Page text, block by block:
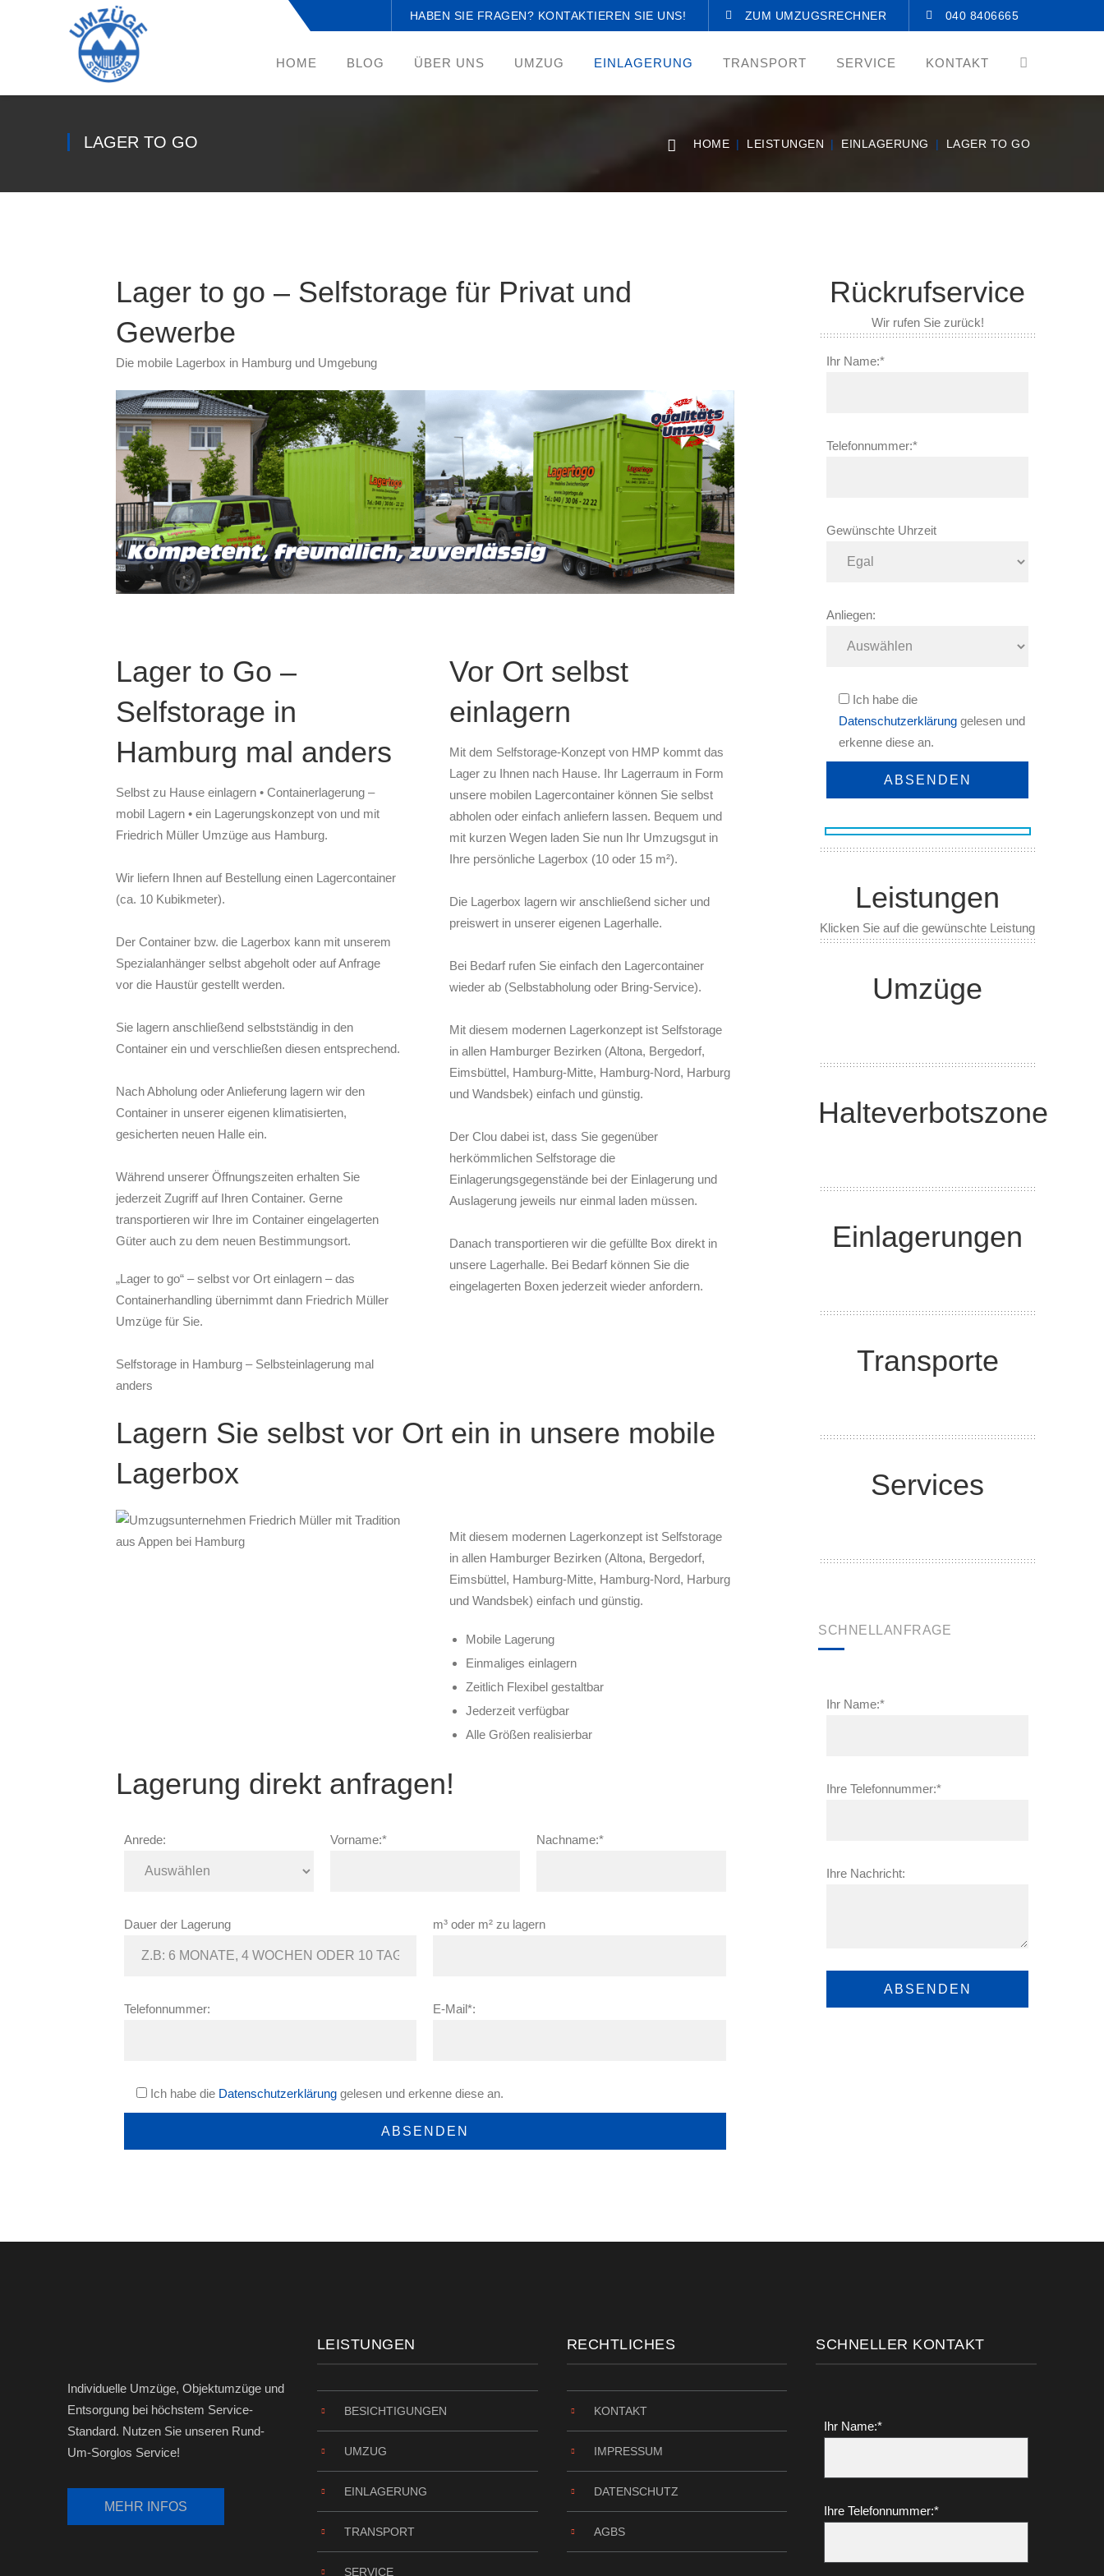
HABEN SIE FRAGEN? KONTAKTIEREN SIE UNS! ZUM UMZUGSRECHNER 040 8406665
HOME BLOG ÜBER UNS UMZUG EINLAGERUNG TRANSPORT SERVICE KONTAKT
LAGER TO GO HOME LEISTUNGEN EINLAGERUNG LAGER TO GO
Lager to go – Selfstorage für Privat und
Gewerbe
Die mobile Lagerbox in Hamburg und Umgebung
Lager to Go –
Selfstorage in
Hamburg mal anders
Selbst zu Hause einlagern • Containerlagerung –
mobil Lagern • ein Lagerungskonzept von und mit
Friedrich Müller Umzüge aus Hamburg.
Wir liefern Ihnen auf Bestellung einen Lagercontainer
(ca. 10 Kubikmeter).
Der Container bzw. die Lagerbox kann mit unserem
Spezialanhänger selbst abgeholt oder auf Anfrage
vor die Haustür gestellt werden.
Sie lagern anschließend selbstständig in den
Container ein und verschließen diesen entsprechend.
Nach Abholung oder Anlieferung lagern wir den
Container in unserer eigenen klimatisierten,
gesicherten neuen Halle ein.
Während unserer Öffnungszeiten erhalten Sie
jederzeit Zugriff auf Ihren Container. Gerne
transportieren wir Ihre im Container eingelagerten
Güter auch zu dem neuen Bestimmungsort.
„Lager to go“ – selbst vor Ort einlagern – das
Containerhandling übernimmt dann Friedrich Müller
Umzüge für Sie.
Selfstorage in Hamburg – Selbsteinlagerung mal
anders
Vor Ort selbst
einlagern
Mit dem Selfstorage-Konzept von HMP kommt das
Lager zu Ihnen nach Hause. Ihr Lagerraum in Form
unsere mobilen Lagercontainer können Sie selbst
abholen oder einfach anliefern lassen. Bequem und
mit kurzen Wegen laden Sie nun Ihr Umzugsgut in
Ihre persönliche Lagerbox (10 oder 15 m²).
Die Lagerbox lagern wir anschließend sicher und
preiswert in unserer eigenen Lagerhalle.
Bei Bedarf rufen Sie einfach den Lagercontainer
wieder ab (Selbstabholung oder Bring-Service).
Mit diesem modernen Lagerkonzept ist Selfstorage
in allen Hamburger Bezirken (Altona, Bergedorf,
Eimsbüttel, Hamburg-Mitte, Hamburg-Nord, Harburg
und Wandsbek) einfach und günstig.
Der Clou dabei ist, dass Sie gegenüber
herkömmlichen Selfstorage die
Einlagerungsgegenstände bei der Einlagerung und
Auslagerung jeweils nur einmal laden müssen.
Danach transportieren wir die gefüllte Box direkt in
unsere Lagerhalle. Bei Bedarf können Sie die
eingelagerten Boxen jederzeit wieder anfordern.
Lagern Sie selbst vor Ort ein in unsere mobile
Lagerbox
Mit diesem modernen Lagerkonzept ist Selfstorage
in allen Hamburger Bezirken (Altona, Bergedorf,
Eimsbüttel, Hamburg-Mitte, Hamburg-Nord, Harburg
und Wandsbek) einfach und günstig.
Mobile Lagerung
Einmaliges einlagern
Zeitlich Flexibel gestaltbar
Jederzeit verfügbar
Alle Größen realisierbar
Lagerung direkt anfragen!
Anrede: Vorname:* Nachname:*
Dauer der Lagerung m³ oder m² zu lagern
Telefonnummer: E-Mail*:
Ich habe die Datenschutzerklärunggelesen und erkenne diese an.
Rückrufservice
Wir rufen Sie zurück!
Ihr Name:*
Telefonnummer:*
Gewünschte Uhrzeit
Anliegen:
Ich habe die
Datenschutzerklärung gelesen und
erkenne diese an.
Leistungen
Klicken Sie auf die gewünschte Leistung
Umzüge
Halteverbotszone
Einlagerungen
Transporte
Services
SCHNELLANFRAGE
Ihr Name:*
Ihre Telefonnummer:*
Ihre Nachricht:
Individuelle Umzüge, Objektumzüge und
Entsorgung bei höchstem Service-
Standard. Nutzen Sie unseren Rund-
Um-Sorglos Service!
LEISTUNGEN
BESICHTIGUNGEN
UMZUG
EINLAGERUNG
TRANSPORT
SERVICE
RECHTLICHES
KONTAKT
IMPRESSUM
DATENSCHUTZ
AGBS
SCHNELLER KONTAKT
Ihr Name:*
Ihre Telefonnummer:*